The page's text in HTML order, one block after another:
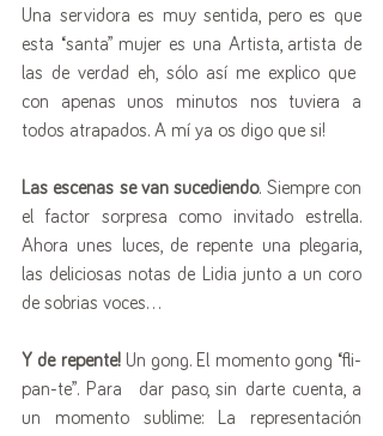
Una servidora es muy sentida, pero es que
esta “santa” mujer es una Artista, artista de
las de verdad eh, sólo así me explico que
con apenas unos minutos nos tuviera a
todos atrapados. A mí ya os digo que si!
Las escenas se van sucediendo. Siempre con
el factor sorpresa como invitado estrella.
Ahora unes luces, de repente una plegaria,
las deliciosas notas de Lidia junto a un coro
de sobrias voces...
Y de repente! Un gong. El momento gong “fli-
pan-te”. Para  dar paso, sin darte cuenta, a
un momento sublime: La representación